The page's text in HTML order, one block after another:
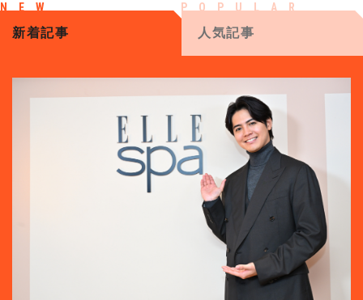
新着記事 人気記事